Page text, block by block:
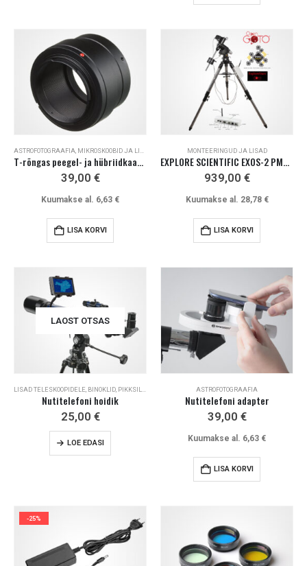
ASTROFOTOGRAAFIA MIKROSKOOBID JA LISAD
T-rõngas peegel- ja hübriidkaamerale (Sony E, MFT, EOS-R, EOS-M)
39,00 €
Kuumakse al. 6,63 €
LISA KORVI
MONTEERINGUD JA LISAD
EXPLORE SCIENTIFIC EXOS-2 PMC-Eight GOTO monteering
939,00 €
Kuumakse al. 28,78 €
LISA KORVI
LAOST OTSAS
LISAD TELESKOOPIDELE BINOKLID, PIKKSILMAD JA LISAD
Nutitelefoni hoidik
25,00 €
LOE EDASI
ASTROFOTOGRAAFIA
Nutitelefoni adapter
39,00 €
Kuumakse al. 6,63 €
LISA KORVI
-25%